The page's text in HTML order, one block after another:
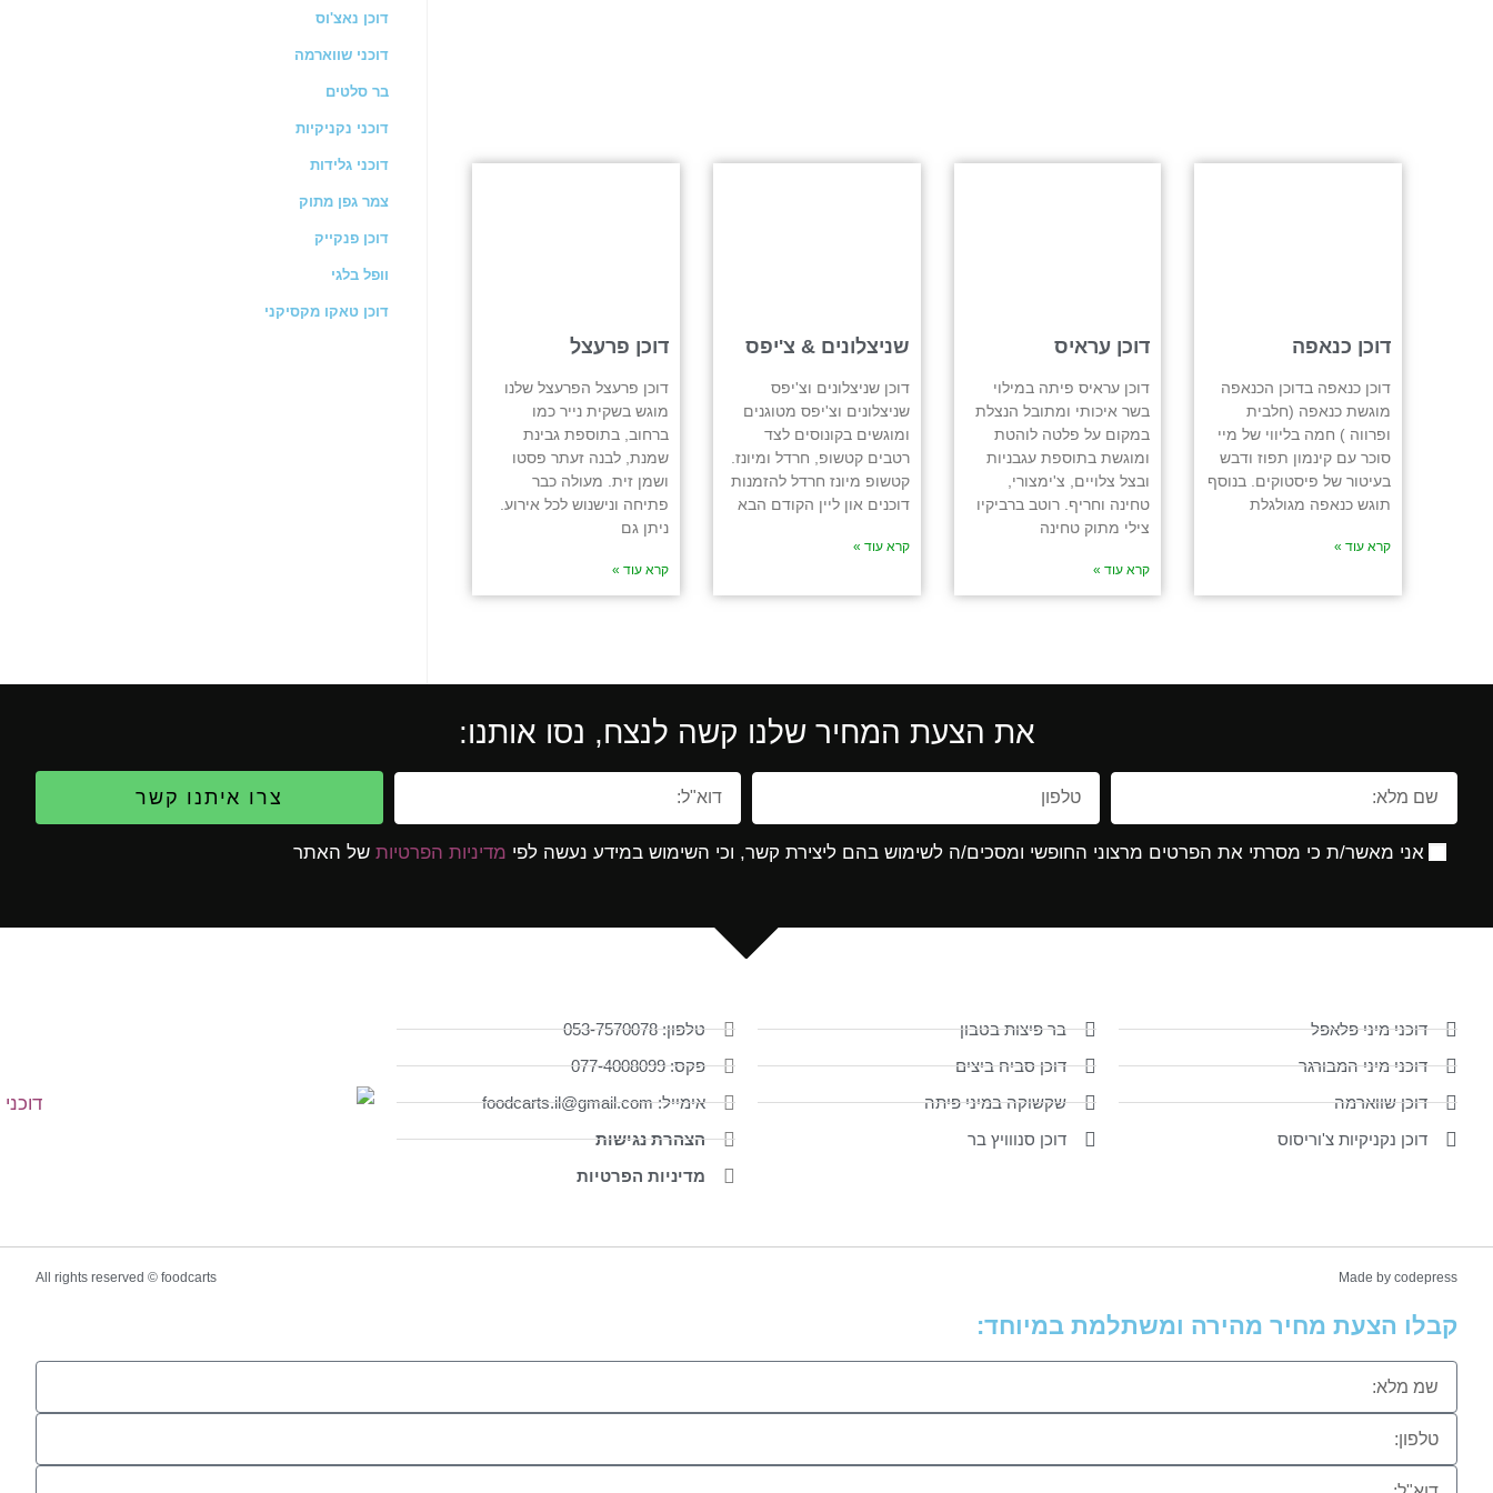
דוכן כנאפה
דוכן כנאפה בדוכן הכנאפה
מוגשת כנאפה (חלבית
ופרווה ) חמה בליווי של מיי
סוכר עם קינמון תפוז ודבש
בעיטור של פיסטוקים. בנוסף
תוגש כנאפה מגולגלת
קרא עוד »
דוכן עראיס
דוכן עראיס פיתה במילוי
בשר איכותי ומתובל הנצלת
במקום על פלטה לוהטת
ומוגשת בתוספת עגבניות
ובצל צלויים, צ'ימצורי,
טחינה וחריף. רוטב ברביקיו
צילי מתוק טחינה
קרא עוד »
שניצלונים & צ'יפס
דוכן שניצלונים וצ'יפס
שניצלונים וצ'יפס מטוגנים
ומוגשים בקונוסים לצד
רטבים קטשופ, חרדל ומיונז.
קטשופ מיונז חרדל להזמנות
דוכנים און ליין הקודם הבא
קרא עוד »
דוכן פרעצל
דוכן פרעצל הפרעצל שלנו
מוגש בשקית נייר כמו
ברחוב, בתוספת גבינת
שמנת, לבנה זעתר פסטו
ושמן זית. מעולה כבר
פתיחה ונישנוש לכל אירוע.
ניתן גם
קרא עוד »
דוכן נאצ'וס
דוכני שווארמה
בר סלטים
דוכני נקניקיות
דוכני גלידות
צמר גפן מתוק
דוכן פנקייק
וופל בלגי
דוכן טאקו מקסיקני
את הצעת המחיר שלנו קשה לנצח, נסו אותנו:
אני מאשר/ת כי מסרתי את הפרטים מרצוני החופשי ומסכים/ה לשימוש בהם ליצירת קשר, וכי השימוש במידע נעשה לפי מדיניות הפרטיות של האתר
צרו איתנו קשר
דוכני מיני פלאפל
דוכני מיני המבורגר
דוכן שווארמה
דוכן נקניקיות צ'וריסוס
בר פיצות בטבון
דוכן סביח ביצים
שקשוקה במיני פיתה
דוכן סנווויץ בר
טלפון: 053-7570078
פקס: 077-4008099
אימייל: foodcarts.il@gmail.com
הצהרת נגישות
מדיניות הפרטיות
Made by codepress
All rights reserved © foodcarts
קבלו הצעת מחיר מהירה ומשתלמת במיוחד: